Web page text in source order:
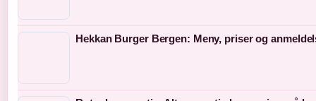
Hekkan Burger Bergen: Meny, priser og